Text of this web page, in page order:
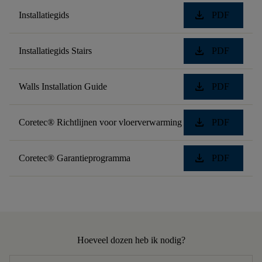
Installatiegids download PDF
Installatiegids Stairs download PDF
Walls Installation Guide download PDF
Coretec® Richtlijnen voor vloerverwarming download PDF
Coretec® Garantieprogramma download PDF
Hoeveel dozen heb ik nodig?